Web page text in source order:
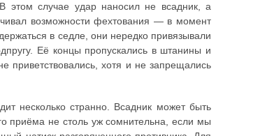
этом случае удар наносил не всадник, а
возможности фехтования — в момент
в седле, они нередко привязывали
Её концы пропускались в штанины и
приветствовались, хотя и не запрещались
несколько странно. Всадник может быть
приёма не столь уж сомнительна, если мы